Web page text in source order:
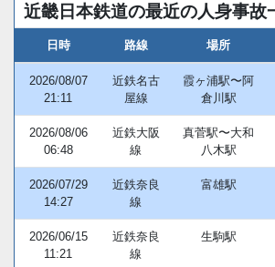
近畿日本鉄道の最近の人身事故
日時 路線 場所
2026/08/07
21:11
近鉄名古
屋線
霞ヶ浦駅〜阿
倉川駅
2026/08/06
06:48
近鉄大阪
線
真菅駅〜大和
八木駅
2026/07/29
14:27
近鉄奈良
線
富雄駅
2026/06/15
11:21
近鉄奈良
線
生駒駅